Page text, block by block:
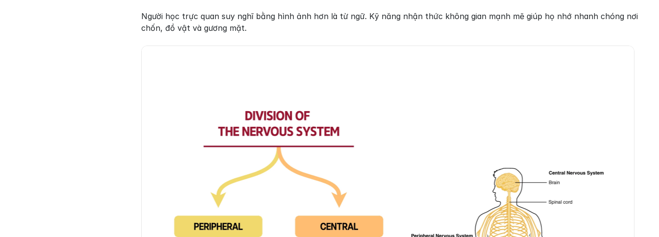
Người học trực quan suy nghĩ bằng hình ảnh hơn là từ ngữ. Kỹ năng nhận thức không gian mạnh mẽ giúp họ nhớ nhanh chóng nơi
chốn, đồ vật và gương mặt.